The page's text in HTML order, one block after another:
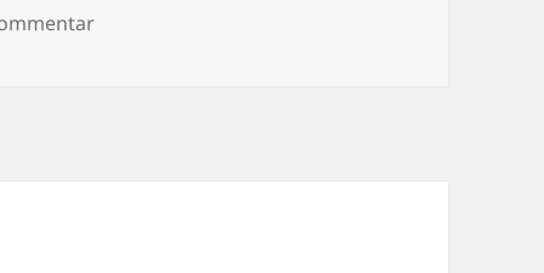
zu Pendulum Waves